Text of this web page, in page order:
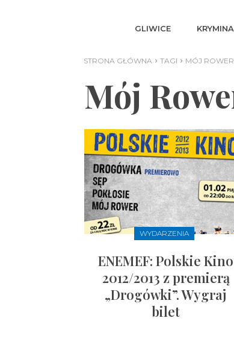
GLIWICE
STRONA GŁÓWNA TAGI MÓJ ROWER
Mój
WYDARZENIA
ENEMEF: Polskie Kino
2012/2013 z premierą
„Drogówki”. Wygraj
bilet